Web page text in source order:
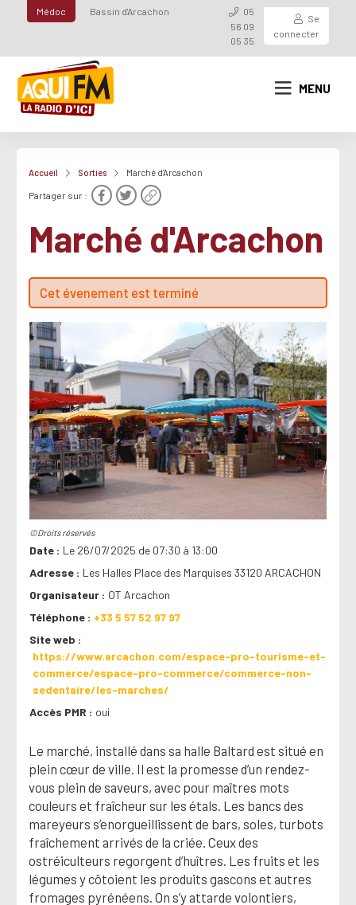
Médoc Bassin d'Arcachon
05
56 09
05 35
Se
connecter
MENU
Accueil Sorties Marché d'Arcachon
Partager sur :
Marché d'Arcachon
Cet évenement est terminé
©Droits réservés
Date
Le 26/07/2025 de 07:30 à 13:00
Adresse
Les Halles Place des Marquises 33120 ARCACHON
Organisateur
OT Arcachon
Téléphone
+33 5 57 52 97 97
Site web
https://www.arcachon.com/espace-pro-tourisme-et-
commerce/espace-pro-commerce/commerce-non-
sedentaire/les-marches/
Accès PMR
oui
Le marché, installé dans sa halle Baltard est situé en
plein cœur de ville. Il est la promesse d’un rendez-
vous plein de saveurs, avec pour maîtres mots
couleurs et fraîcheur sur les étals. Les bancs des
mareyeurs s’enorgueillissent de bars, soles, turbots
fraîchement arrivés de la criée. Ceux des
ostréiculteurs regorgent d’huîtres. Les fruits et les
légumes y côtoient les produits gascons et autres
fromages pyrénéens. On s’y attarde volontiers,